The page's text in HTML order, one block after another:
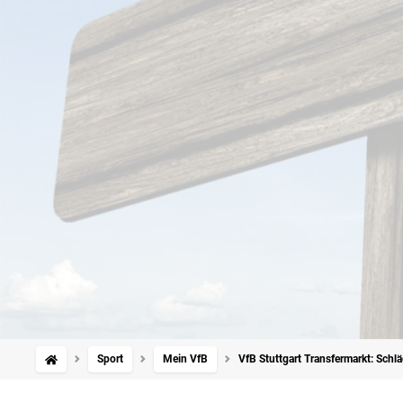
Sport Mein VfB VfB Stuttgart Transfermarkt: